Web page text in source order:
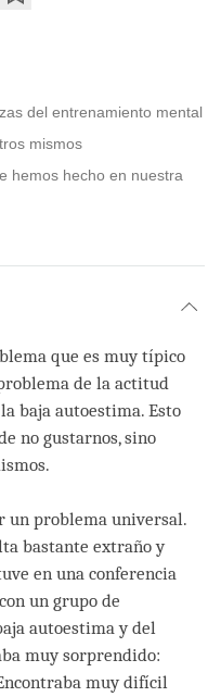
del entrenamiento mental
mismos
hemos hecho en nuestra
que es muy típico
de la actitud
baja autoestima. Esto
no gustarnos, sino
un problema universal.
bastante extraño y
en una conferencia
un grupo de
autoestima y del
muy sorprendido:
muy difícil